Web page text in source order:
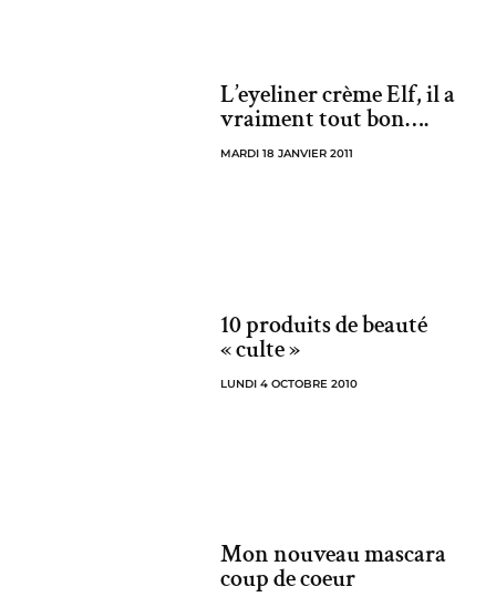
L’eyeliner crème Elf, il a
vraiment tout bon….
MARDI 18 JANVIER 2011
10 produits de beauté
« culte »
LUNDI 4 OCTOBRE 2010
Mon nouveau mascara
coup de coeur